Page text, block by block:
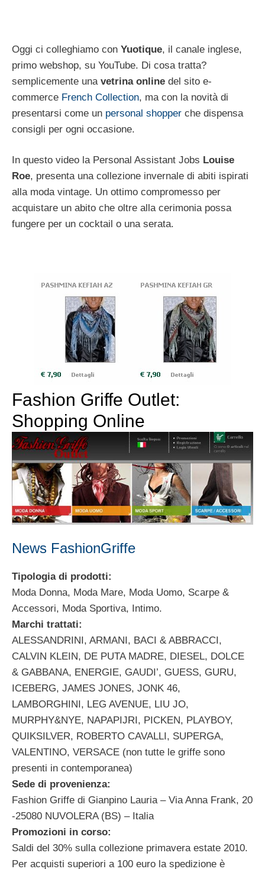
Oggi ci colleghiamo con Yuotique, il canale inglese,
primo webshop, su YouTube. Di cosa tratta?
semplicemente una vetrina online del sito e-
commerce French Collection, ma con la novità di
presentarsi come un personal shopper che dispensa
consigli per ogni occasione.
In questo video la Personal Assistant Jobs Louise
Roe, presenta una collezione invernale di abiti ispirati
alla moda vintage. Un ottimo compromesso per
acquistare un abito che oltre alla cerimonia possa
fungere per un cocktail o una serata.
Fashion Griffe Outlet:
Shopping Online
News FashionGriffe
Tipologia di prodotti:
Moda Donna, Moda Mare, Moda Uomo, Scarpe &
Accessori, Moda Sportiva, Intimo.
Marchi trattati:
ALESSANDRINI, ARMANI, BACI & ABBRACCI,
CALVIN KLEIN, DE PUTA MADRE, DIESEL, DOLCE
& GABBANA, ENERGIE, GAUDI’, GUESS, GURU,
ICEBERG, JAMES JONES, JONK 46,
LAMBORGHINI, LEG AVENUE, LIU JO,
MURPHY&NYE, NAPAPIJRI, PICKEN, PLAYBOY,
QUIKSILVER, ROBERTO CAVALLI, SUPERGA,
VALENTINO, VERSACE (non tutte le griffe sono
presenti in contemporanea)
Sede di provenienza:
Fashion Griffe di Gianpino Lauria – Via Anna Frank, 20
-25080 NUVOLERA (BS) – Italia
Promozioni in corso:
Saldi del 30% sulla collezione primavera estate 2010.
Per acquisti superiori a 100 euro la spedizione è